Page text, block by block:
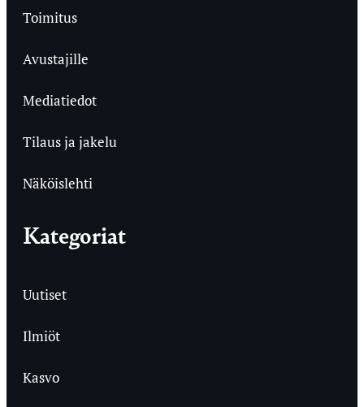
Toimitus
Avustajille
Mediatiedot
Tilaus ja jakelu
Näköislehti
Kategoriat
Uutiset
Ilmiöt
Kasvo